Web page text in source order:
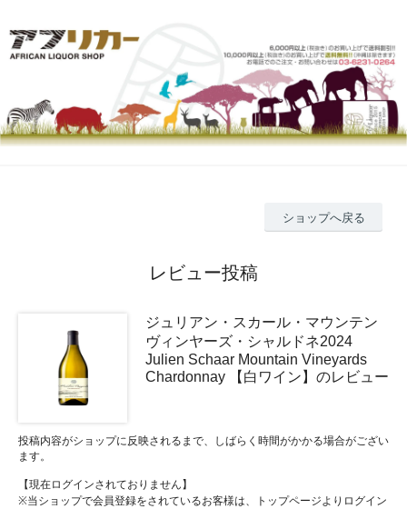
ショップへ戻る
レビュー投稿
ジュリアン・スカール・マウンテン
ヴィンヤーズ・シャルドネ2024
Julien Schaar Mountain Vineyards
Chardonnay 【白ワイン】のレビュー
投稿内容がショップに反映されるまで、しばらく時間がかかる場合がござい
ます。
【現在ログインされておりません】
※当ショップで会員登録をされているお客様は、トップページよりログイン